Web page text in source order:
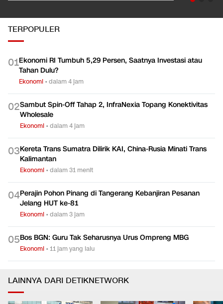
TERPOPULER
01Ekonomi RI Tumbuh 5,29 Persen, Saatnya Investasi atau
Tahan Dulu?
Ekonomi •dalam 4 jam
02Sambut Spin-Off Tahap 2, InfraNexia Topang Konektivitas
Wholesale
Ekonomi •dalam 4 jam
03Kereta Trans Sumatra Dilirik KAI, China-Rusia Minati Trans
Kalimantan
Ekonomi •dalam 31 menit
04Perajin Pohon Pinang di Tangerang Kebanjiran Pesanan
Jelang HUT ke-81
Ekonomi •dalam 3 jam
05Bos BGN: Guru Tak Seharusnya Urus Ompreng MBG
Ekonomi •11 jam yang lalu
LAINNYA DARI DETIKNETWORK